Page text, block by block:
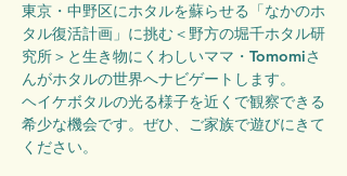
東京・中野区にホタルを蘇らせる「なかのホ
タル復活計画」に挑む＜野方の堀千ホタル研
究所＞と生き物にくわしいママ・Tomomiさ
んがホタルの世界へナビゲートします。
ヘイケボタルの光る様子を近くで観察できる
希少な機会です。ぜひ、ご家族で遊びにきて
ください。